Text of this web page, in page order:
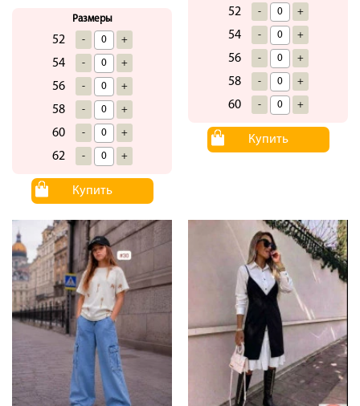
Размеры
52 - +
54 - +
56 - +
58 - +
60 - +
62 - +
Купить
52 - +
54 - +
56 - +
58 - +
60 - +
Купить